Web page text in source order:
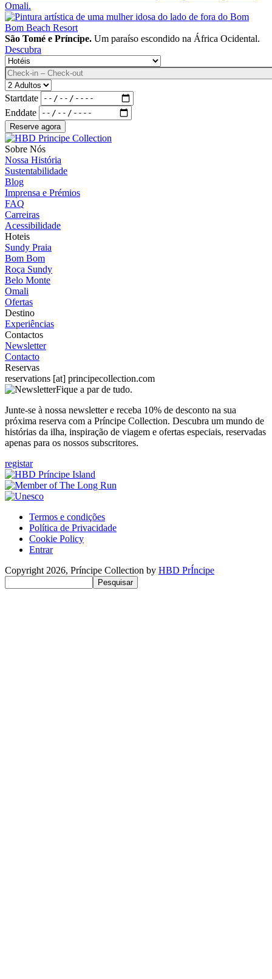
São Tomé e Príncipe. Um paraíso escondido na África Ocidental.
Descubra
Destino
Data
Adultos
Startdate
Enddate
Sobre Nós
Nossa História
Sustentabilidade
Blog
Imprensa e Prémios
FAQ
Carreiras
Acessibilidade
Hoteis
Sundy Praia
Bom Bom
Roça Sundy
Belo Monte
Omali
Ofertas
Destino
Experiências
Contactos
Newsletter
Contacto
Reservas
reservations [at] principecollection.com
Fique a par de tudo.
Junte-se à nossa newsletter e receba 10% de desconto na sua
próxima reserva com a Príncipe Collection. Descubra um mundo de
histórias da ilha, inspiração de viagem e ofertas especiais, reservadas
apenas para os nossos subscritores.
registar
Benutzermenü
Termos e condições
Política de Privacidade
Cookie Policy
Entrar
Copyright 2026, Príncipe Collection by HBD PrÍncipe